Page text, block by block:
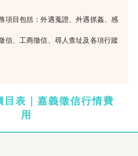
項目包括：外遇蒐證、外遇抓姦、感
信、工商徵信、尋人查址及各項行蹤
目表｜嘉義徵信行情費
用